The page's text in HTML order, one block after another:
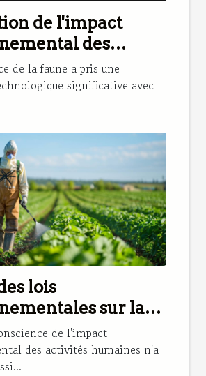
de l'impact
des
de chasse
de la faune a pris une
significative avec
lois
sur la
des pesticides
de l'impact
des activités humaines n'a